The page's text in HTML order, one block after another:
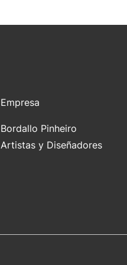
Empresa
Bordallo Pinheiro
Artistas y Diseñadores